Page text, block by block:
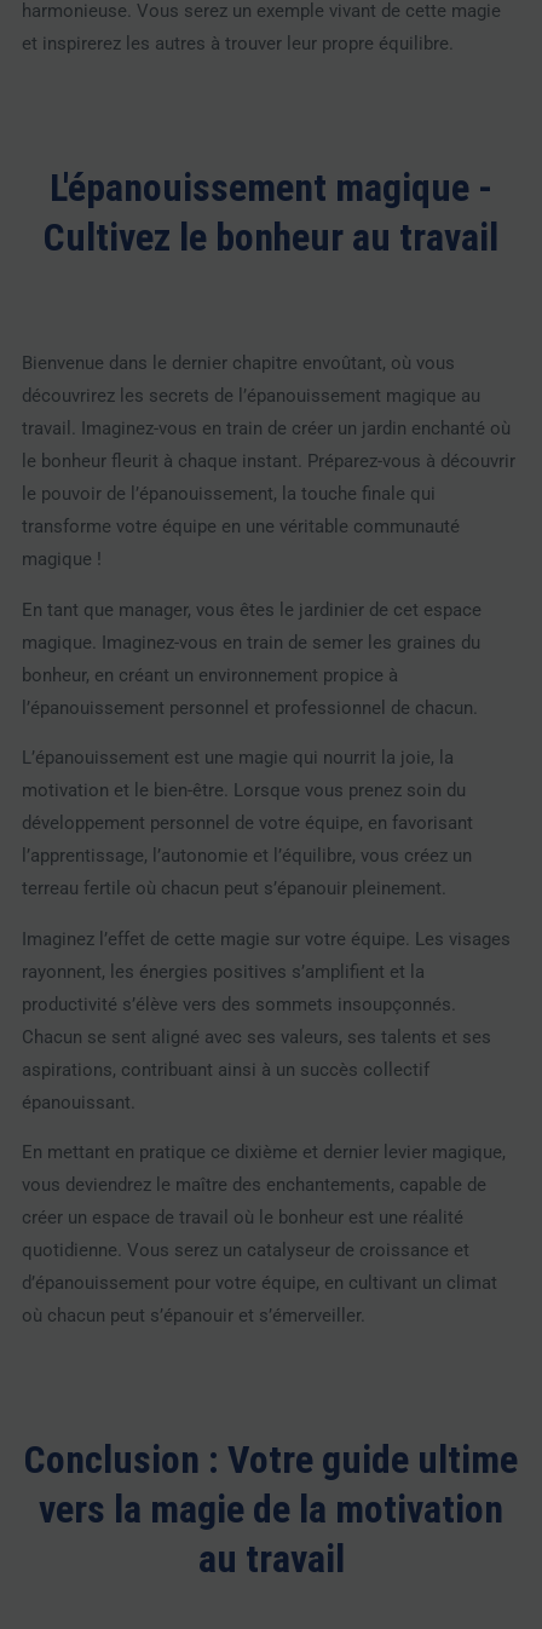
harmonieuse. Vous serez un exemple vivant de cette magie
et inspirerez les autres à trouver leur propre équilibre.
L'épanouissement magique -
Cultivez le bonheur au travail
Bienvenue dans le dernier chapitre envoûtant, où vous
découvrirez les secrets de l’épanouissement magique au
travail. Imaginez-vous en train de créer un jardin enchanté où
le bonheur fleurit à chaque instant. Préparez-vous à découvrir
le pouvoir de l’épanouissement, la touche finale qui
transforme votre équipe en une véritable communauté
magique !
En tant que manager, vous êtes le jardinier de cet espace
magique. Imaginez-vous en train de semer les graines du
bonheur, en créant un environnement propice à
l’épanouissement personnel et professionnel de chacun.
L’épanouissement est une magie qui nourrit la joie, la
motivation et le bien-être. Lorsque vous prenez soin du
développement personnel de votre équipe, en favorisant
l’apprentissage, l’autonomie et l’équilibre, vous créez un
terreau fertile où chacun peut s’épanouir pleinement.
Imaginez l’effet de cette magie sur votre équipe. Les visages
rayonnent, les énergies positives s’amplifient et la
productivité s’élève vers des sommets insoupçonnés.
Chacun se sent aligné avec ses valeurs, ses talents et ses
aspirations, contribuant ainsi à un succès collectif
épanouissant.
En mettant en pratique ce dixième et dernier levier magique,
vous deviendrez le maître des enchantements, capable de
créer un espace de travail où le bonheur est une réalité
quotidienne. Vous serez un catalyseur de croissance et
d’épanouissement pour votre équipe, en cultivant un climat
où chacun peut s’épanouir et s’émerveiller.
Conclusion : Votre guide ultime
vers la magie de la motivation
au travail